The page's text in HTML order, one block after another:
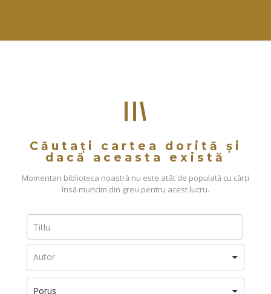
Căutați cartea dorită și
dacă aceasta există
Momentan biblioteca noastră nu este atât de populată cu cărți
însă muncim din greu pentru acest lucru.
Porus